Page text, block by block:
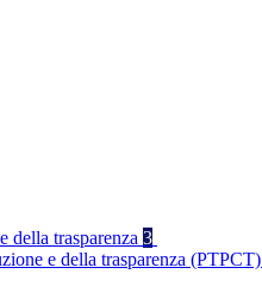
della trasparenza 3
e della trasparenza (PTPCT)